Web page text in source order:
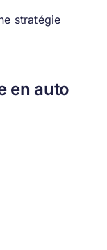
stratégie
en auto